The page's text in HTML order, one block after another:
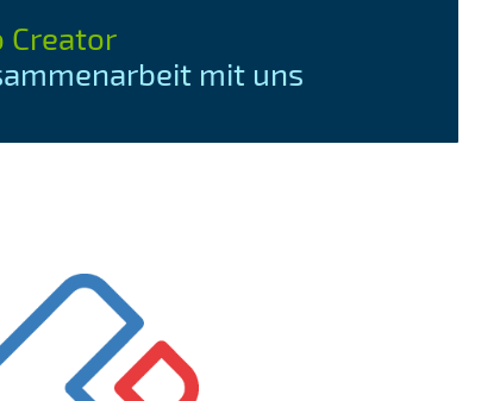
Creator
mit uns